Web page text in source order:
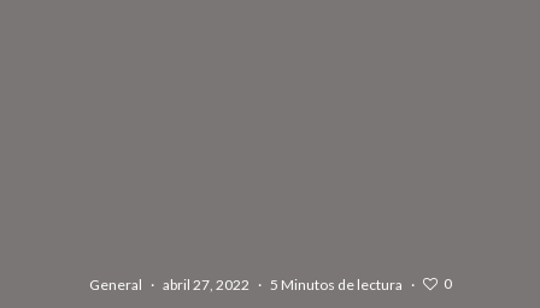
General · abril 27, 2022 · 5 Minutos de lectura · 0